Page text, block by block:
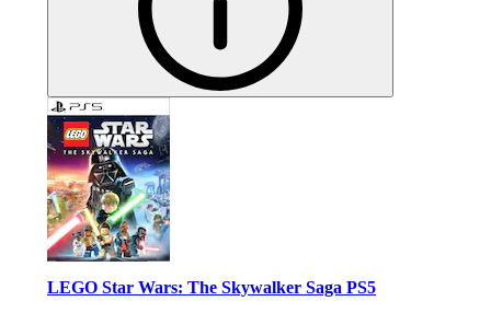
LEGO Star Wars: The Skywalker Saga PS5